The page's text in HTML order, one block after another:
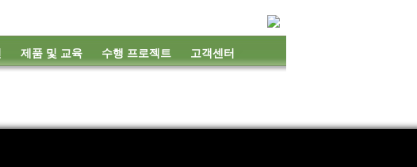
제품 및 교육 수행 프로젝트 고객센터